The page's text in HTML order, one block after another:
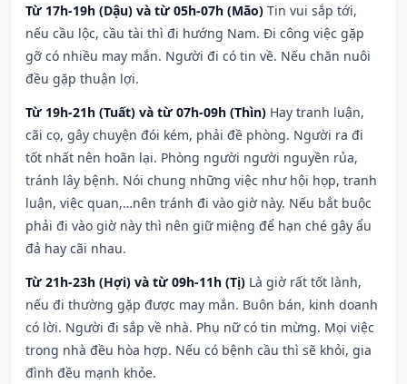
Từ 17h-19h (Dậu) và từ 05h-07h (Mão) Tin vui sắp tới,
nếu cầu lộc, cầu tài thì đi hướng Nam. Đi công việc gặp
gỡ có nhiều may mắn. Người đi có tin về. Nếu chăn nuôi
đều gặp thuận lợi.
Từ 19h-21h (Tuất) và từ 07h-09h (Thìn) Hay tranh luận,
cãi cọ, gây chuyện đói kém, phải đề phòng. Người ra đi
tốt nhất nên hoãn lại. Phòng người người nguyền rủa,
tránh lây bệnh. Nói chung những việc như hội họp, tranh
luận, việc quan,…nên tránh đi vào giờ này. Nếu bắt buộc
phải đi vào giờ này thì nên giữ miệng để hạn ché gây ẩu
đả hay cãi nhau.
Từ 21h-23h (Hợi) và từ 09h-11h (Tị) Là giờ rất tốt lành,
nếu đi thường gặp được may mắn. Buôn bán, kinh doanh
có lời. Người đi sắp về nhà. Phụ nữ có tin mừng. Mọi việc
trong nhà đều hòa hợp. Nếu có bệnh cầu thì sẽ khỏi, gia
đình đều mạnh khỏe.